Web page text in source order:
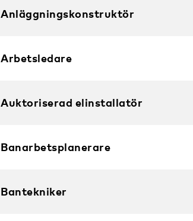
Anläggningskonstruktör
Arbetsledare
Auktoriserad elinstallatör
Banarbetsplanerare
Bantekniker